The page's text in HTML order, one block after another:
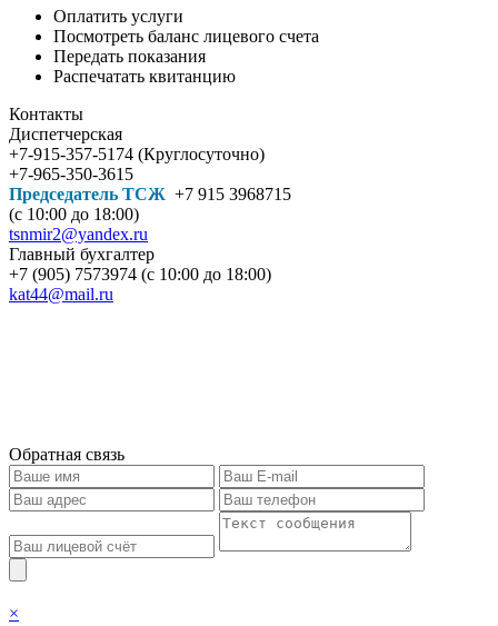
Оплатить услуги
Посмотреть баланс лицевого счета
Передать показания
Распечатать квитанцию
Контакты
Диспетчерская
+7-915-357-5174 (Круглосуточно)
+7-965-350-3615
Председатель ТСЖ +7 915 3968715
(с 10:00 до 18:00)
tsnmir2@yandex.ru
Главный бухгалтер
+7 (905) 7573974 (с 10:00 до 18:00)
kat44@mail.ru
Обратная связь
×